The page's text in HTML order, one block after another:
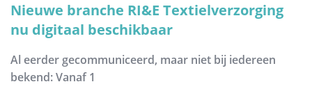
Nieuwe branche RI&E Textielverzorging
nu digitaal beschikbaar
Al eerder gecommuniceerd, maar niet bij iedereen
bekend: Vanaf 1